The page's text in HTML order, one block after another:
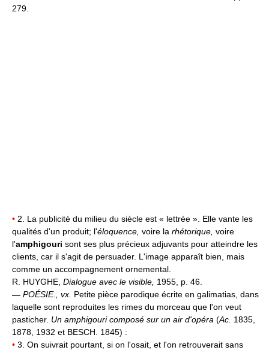
279.
• 2. La publicité du milieu du siècle est « lettrée ». Elle vante les
qualités d'un produit; l'éloquence, voire la rhétorique, voire
l'amphigouri sont ses plus précieux adjuvants pour atteindre les
clients, car il s'agit de persuader. L'image apparaît bien, mais
comme un accompagnement ornemental.
R. HUYGHE, Dialogue avec le visible, 1955, p. 46.
— POÉSIE., vx. Petite pièce parodique écrite en galimatias, dans
laquelle sont reproduites les rimes du morceau que l'on veut
pasticher. Un amphigouri composé sur un air d'opéra (Ac. 1835,
1878, 1932 et BESCH. 1845) :
• 3. On suivrait pourtant, si on l'osait, et l'on retrouverait sans